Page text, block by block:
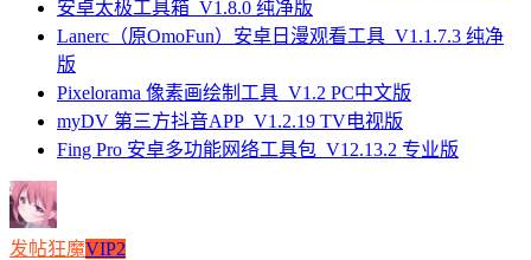
安卓太极工具箱_V1.8.0 纯净版
Lanerc（原OmoFun）安卓日漫观看工具_V1.1.7.3 纯净
版
Pixelorama 像素画绘制工具_V1.2 PC中文版
myDV 第三方抖音APP_V1.2.19 TV电视版
Fing Pro 安卓多功能网络工具包_V12.13.2 专业版
发帖狂魔VIP2